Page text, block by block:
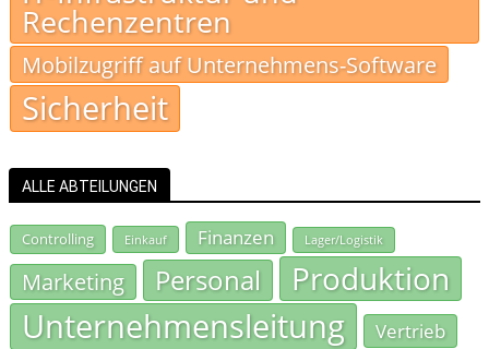
Rechenzentren
Mobilzugriff auf Unternehmens-Software
Sicherheit
ALLE ABTEILUNGEN
Controlling Einkauf Finanzen Lager/Logistik
Marketing Personal Produktion
Unternehmensleitung Vertrieb